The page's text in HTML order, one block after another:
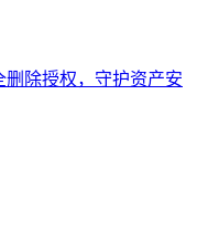
删除授权，守护资产安